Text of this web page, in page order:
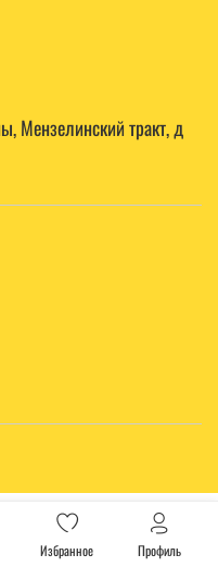
Мензелинский тракт, д
Избранное Профиль